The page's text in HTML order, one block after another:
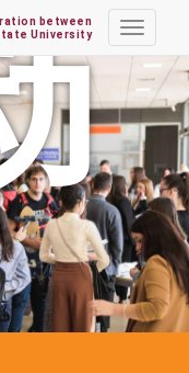
between
University
Toggle